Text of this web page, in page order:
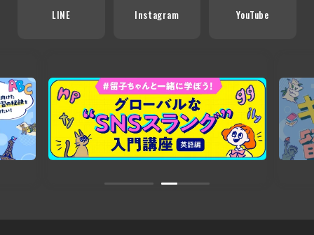
LINE Instagram YouTube